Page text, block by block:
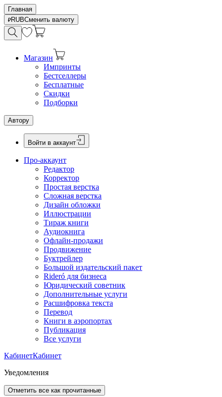
Главная
RUBСменить валюту
Магазин
Импринты
Бестселлеры
Бесплатные
Скидки
Подборки
Автору
Войти в аккаунт
Про-аккаунт
Редактор
Корректор
Простая верстка
Сложная верстка
Дизайн обложки
Иллюстрации
Тираж книги
Аудиокнига
Офлайн-продажи
Продвижение
Буктрейлер
Большой издательский пакет
Rideró для бизнеса
Юридический советник
Дополнительные услуги
Расшифровка текста
Перевод
Книги в аэропортах
Публикация
Все услуги
КабинетКабинет
Уведомления
Отметить все как прочитанные